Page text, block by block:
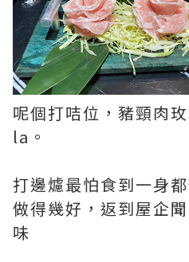
呢個打咭位，豬頸肉
la。
打邊爈最怕食到一身
做得幾好，返到屋企
味